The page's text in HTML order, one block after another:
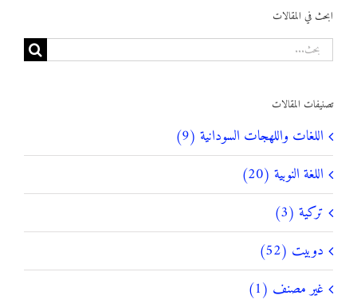
ابحث في المقالات
البحث
عن:
تصنيفات المقالات
اللغات واللهجات السودانية (9)
اللغة النوبية (20)
تركية (3)
دوبيت (52)
غير مصنف (1)